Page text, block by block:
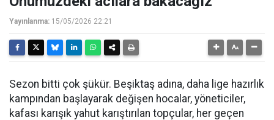
Yayınlanma: 15/05/2026 22:21
Sezon bitti çok şükür. Beşiktaş adına, daha lige hazırlık
kampından başlayarak değişen hocalar, yöneticiler,
kafası karışık yahut karıştırılan topçular, her geçen